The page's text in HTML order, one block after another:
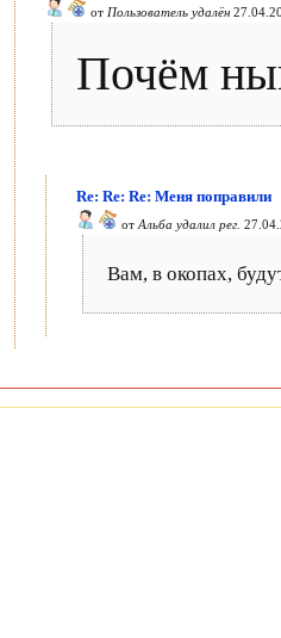
от Пользователь удалён
Почём
Re: Re: Re: Меня поправили
от Альба удалил рег.
Вам, в окопах,